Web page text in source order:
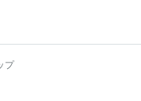
プ